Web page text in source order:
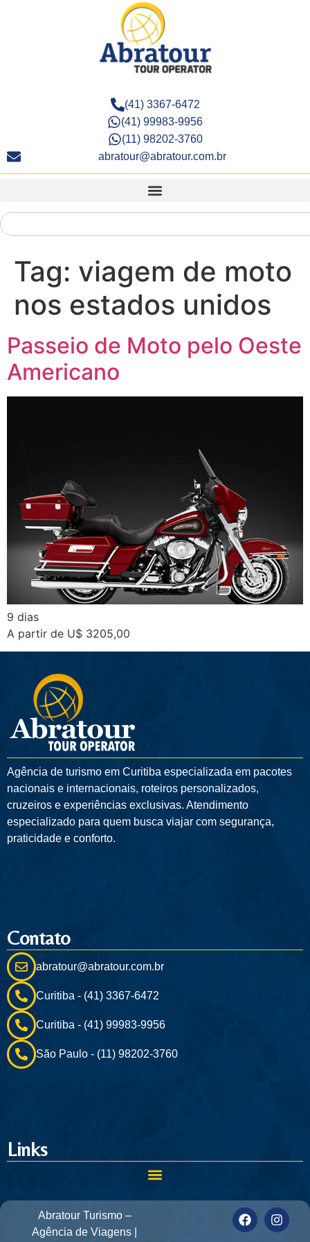
(41) 3367-6472
(41) 99983-9956
(11) 98202-3760
abratour@abratour.com.br
Tag: viagem de moto
nos estados unidos
Passeio de Moto pelo Oeste
Americano
9 dias
A partir de U$ 3205,00
Agência de turismo em Curitiba especializada em pacotes
nacionais e internacionais, roteiros personalizados,
cruzeiros e experiências exclusivas. Atendimento
especializado para quem busca viajar com segurança,
praticidade e conforto.
Contato
abratour@abratour.com.br
Curitiba - (41) 3367-6472
Curitiba - (41) 99983-9956
São Paulo - (11) 98202-3760
Links
Abratour Turismo –
Agência de Viagens |